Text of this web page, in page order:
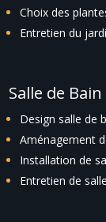
Choix des
Entretien du
Salle de Bain
Design salle de
Aménagement
Installation de
Entretien de